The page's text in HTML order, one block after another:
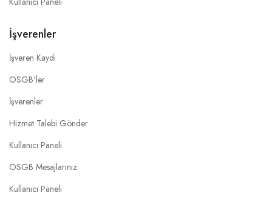
İşverenler
İşveren Kaydı
OSGB’ler
İşverenler
Hizmet Talebi Gönder
Kullanıcı Paneli
OSGB Mesajlarınız
Kullanıcı Paneli